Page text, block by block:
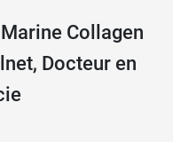
conservateurs
Collagen
Docteur en